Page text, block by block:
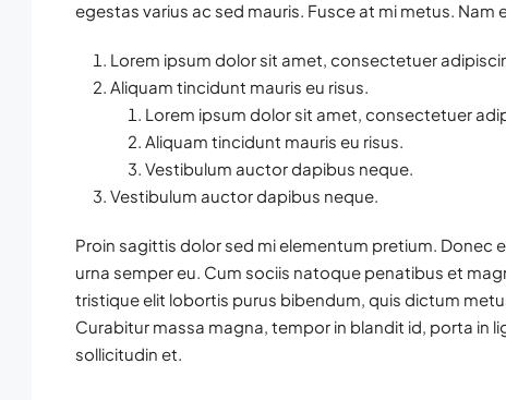
egestas varius ac sed mauris. Fusce at mi metus.
Lorem ipsum dolor sit amet, consectetuer
Aliquam tincidunt mauris eu risus.
Lorem ipsum dolor sit amet, consectetuer
Aliquam tincidunt mauris eu risus.
Vestibulum auctor dapibus neque.
Vestibulum auctor dapibus neque.
Proin sagittis dolor sed mi elementum pretium. Donec
urna semper eu. Cum sociis natoque penatibus et
tristique elit lobortis purus bibendum, quis dictum
Curabitur massa magna, tempor in blandit id, porta in
sollicitudin et.